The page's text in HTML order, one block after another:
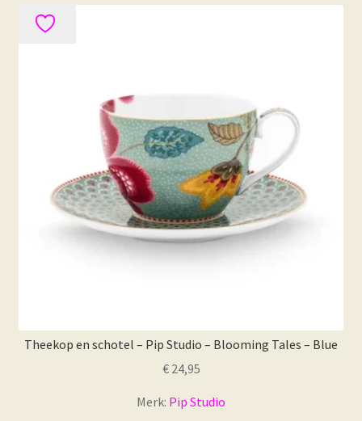
Theekop en schotel – Pip Studio – Blooming Tales – Blue
€24,95
Merk: Pip Studio